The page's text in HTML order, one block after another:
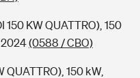
150 KW QUATTRO), 150
(0588 / CBO)
QUATTRO), 150 kW,